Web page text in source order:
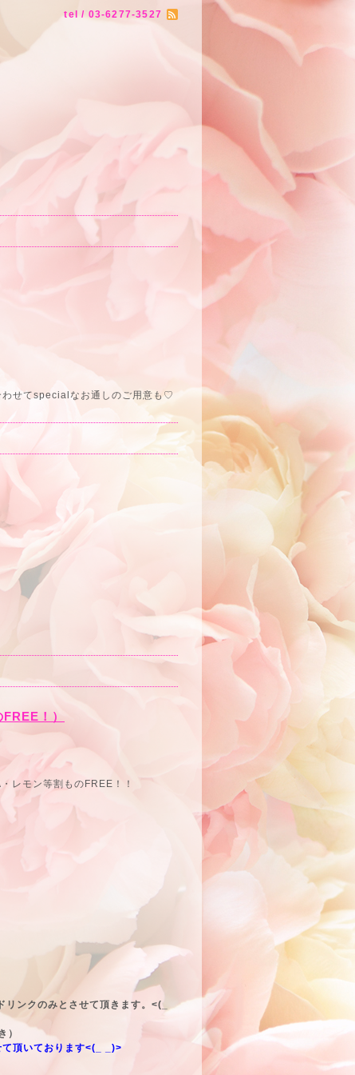
tel / 03-6277-3527
せてspecialなお通しのご用意も♡
！）
レモン等割ものFREE！！
ンクのみとさせて頂きます。<(_
）
頂いております<(_ _)>